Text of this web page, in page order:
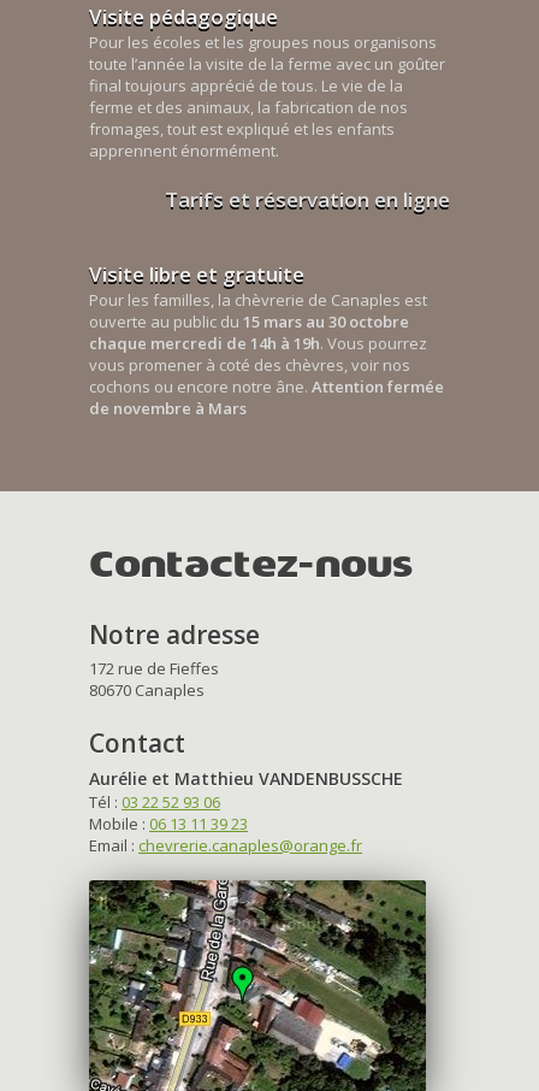
Visite pédagogique
Pour les écoles et les groupes nous organisons
toute l’année la visite de la ferme avec un goûter
final toujours apprécié de tous. Le vie de la
ferme et des animaux, la fabrication de nos
fromages, tout est expliqué et les enfants
apprennent énormément.
Tarifs et réservation en ligne
Visite libre et gratuite
Pour les familles, la chèvrerie de Canaples est
ouverte au public du 15 mars au 30 octobre
chaque mercredi de 14h à 19h. Vous pourrez
vous promener à coté des chèvres, voir nos
cochons ou encore notre âne. Attention fermée
de novembre à Mars
Contactez-nous
Notre adresse
172 rue de Fieffes
80670 Canaples
Contact
Aurélie et Matthieu VANDENBUSSCHE
Tél : 03 22 52 93 06
Mobile : 06 13 11 39 23
Email : chevrerie.canaples@orange.fr